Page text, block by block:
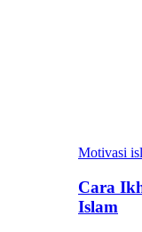
Motivasi
Cara
Islam